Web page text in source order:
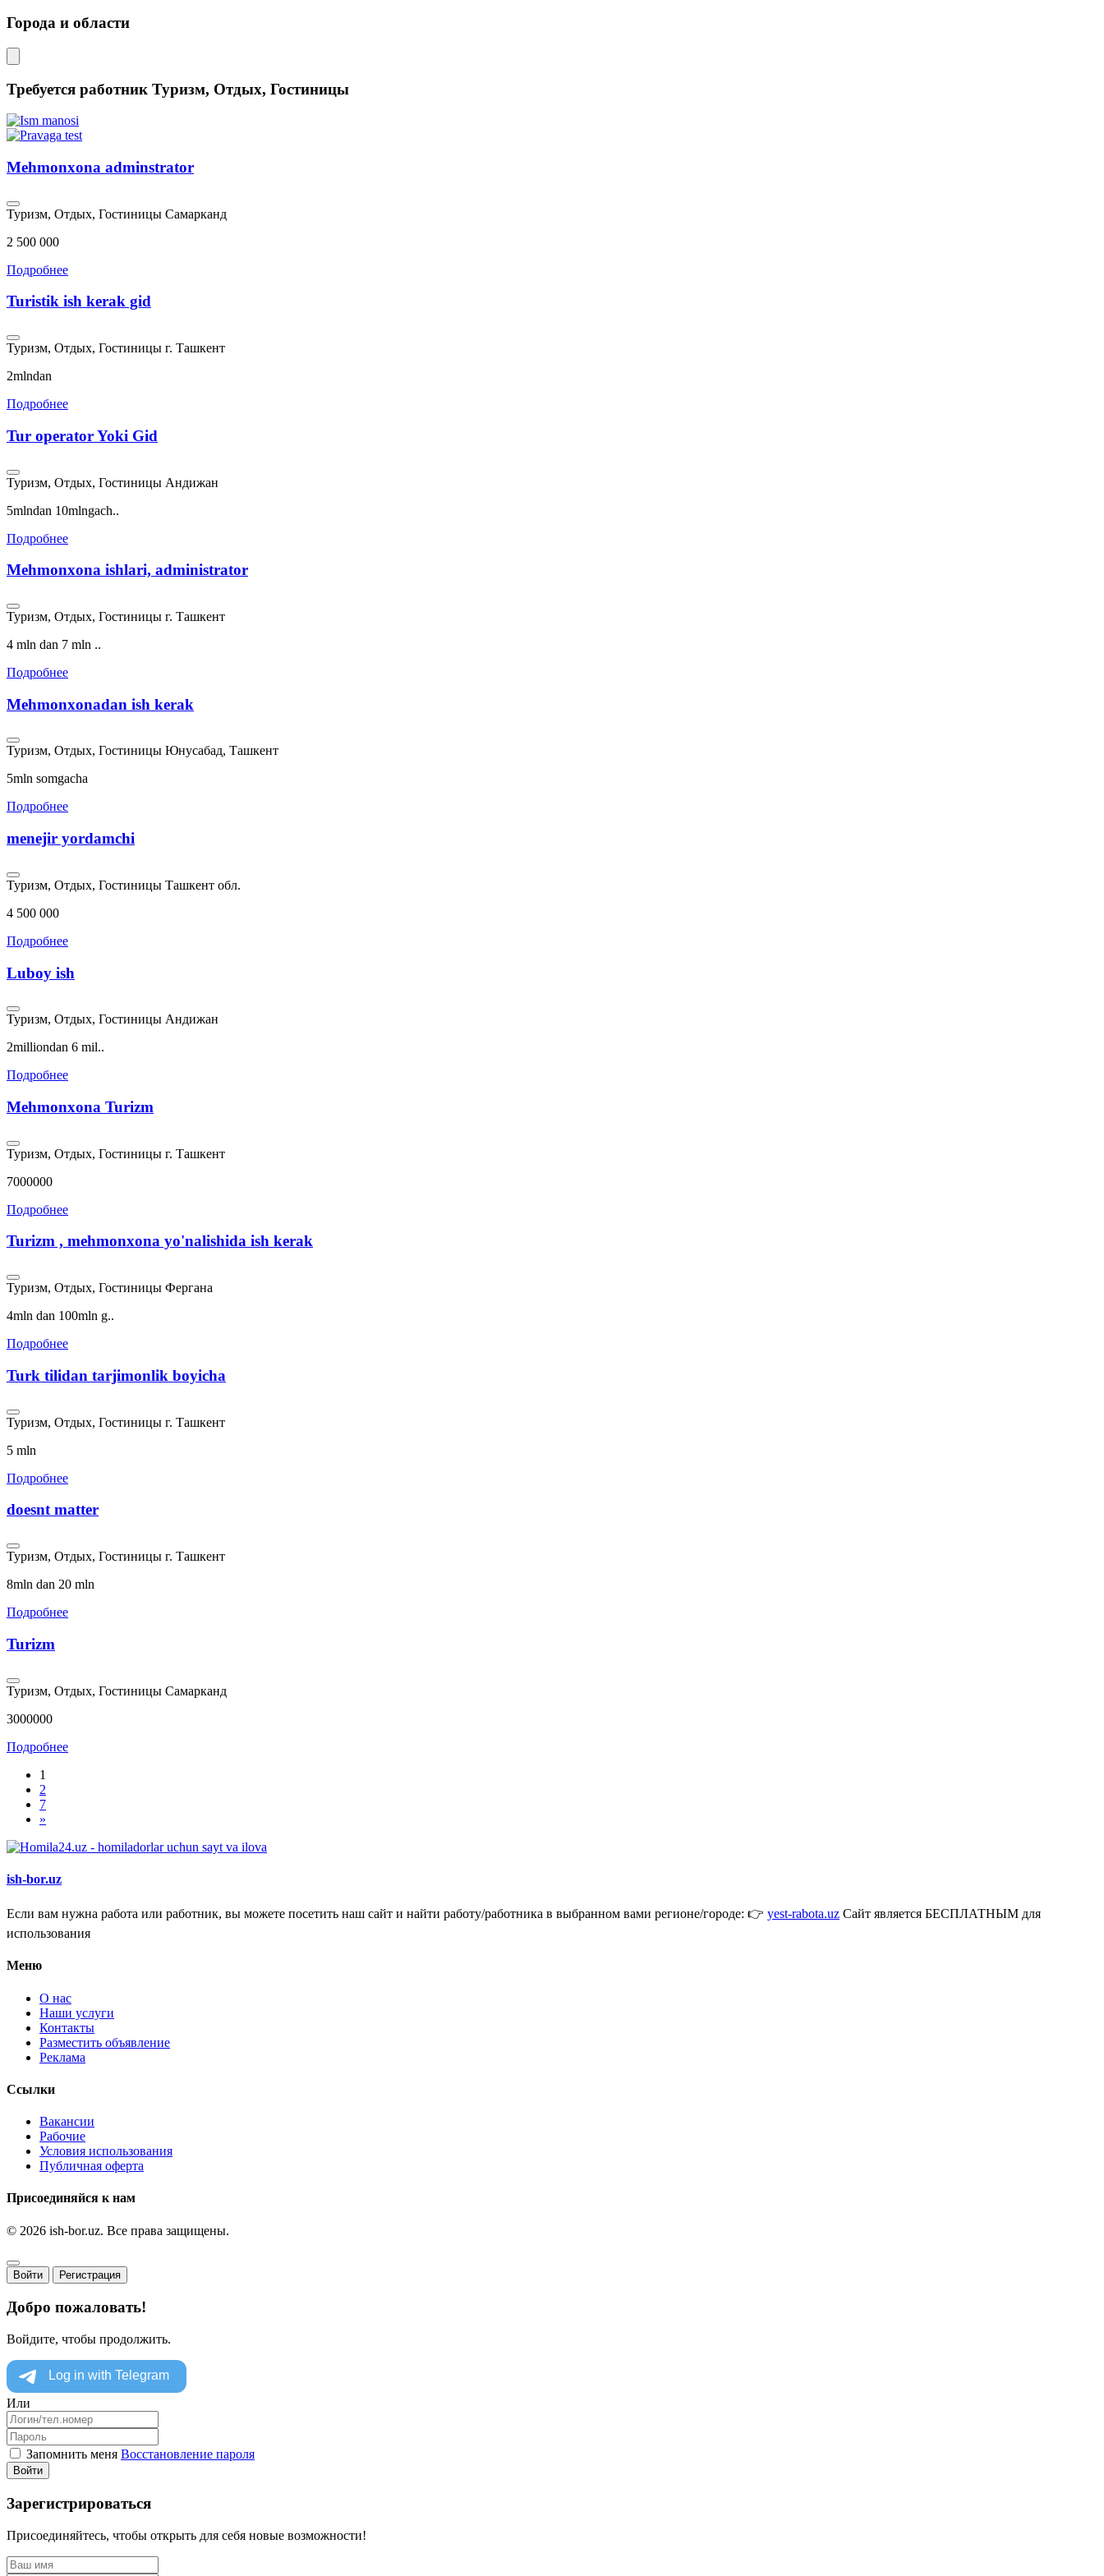
Города и области
Требуется работник Туризм, Отдых, Гостиницы
Mehmonxona adminstrator
Туризм, Отдых, Гостиницы Самарканд
2 500 000
Подробнее
Turistik ish kerak gid
Туризм, Отдых, Гостиницы г. Ташкент
2mlndan
Подробнее
Tur operator Yoki Gid
Туризм, Отдых, Гостиницы Андижан
5mlndan 10mlngach..
Подробнее
Mehmonxona ishlari, administrator
Туризм, Отдых, Гостиницы г. Ташкент
4 mln dan 7 mln ..
Подробнее
Mehmonxonadan ish kerak
Туризм, Отдых, Гостиницы Юнусабад, Ташкент
5mln somgacha
Подробнее
menejir yordamchi
Туризм, Отдых, Гостиницы Ташкент обл.
4 500 000
Подробнее
Luboy ish
Туризм, Отдых, Гостиницы Андижан
2milliondan 6 mil..
Подробнее
Mehmonxona Turizm
Туризм, Отдых, Гостиницы г. Ташкент
7000000
Подробнее
Turizm , mehmonxona yo'nalishida ish kerak
Туризм, Отдых, Гостиницы Фергана
4mln dan 100mln g..
Подробнее
Turk tilidan tarjimonlik boyicha
Туризм, Отдых, Гостиницы г. Ташкент
5 mln
Подробнее
doesnt matter
Туризм, Отдых, Гостиницы г. Ташкент
8mln dan 20 mln
Подробнее
Turizm
Туризм, Отдых, Гостиницы Самарканд
3000000
Подробнее
1
2
7
»
ish-bor.uz
Если вам нужна работа или работник, вы можете посетить наш сайт и найти работу/работника в выбранном вами регионе/городе: 👉 yest-rabota.uz Сайт является БЕСПЛАТНЫМ для
использования
Меню
О нас
Наши услуги
Контакты
Разместить объявление
Реклама
Ссылки
Вакансии
Рабочие
Условия использования
Публичная оферта
Присоединяйся к нам
© 2026 ish-bor.uz. Все права защищены.
Войти Регистрация
Добро пожаловать!
Войдите, чтобы продолжить.
Или
Запомнить меня Восстановление пароля
Войти
Зарегистрироваться
Присоединяйтесь, чтобы открыть для себя новые возможности!